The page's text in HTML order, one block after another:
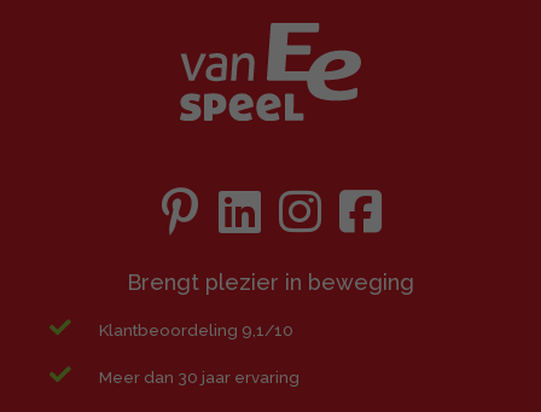
Brengt plezier in beweging
Klantbeoordeling 9,1/10
Meer dan 30 jaar ervaring